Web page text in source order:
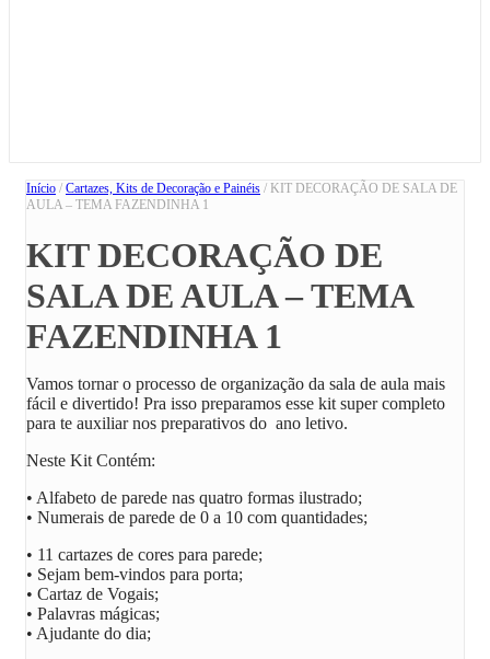
Início / Cartazes, Kits de Decoração e Painéis / KIT DECORAÇÃO DE SALA DE
AULA – TEMA FAZENDINHA 1
KIT DECORAÇÃO DE
SALA DE AULA – TEMA
FAZENDINHA 1
Vamos tornar o processo de organização da sala de aula mais
fácil e divertido! Pra isso preparamos esse kit super completo
para te auxiliar nos preparativos do ano letivo.
Neste Kit Contém:
• Alfabeto de parede nas quatro formas ilustrado;
• Numerais de parede de 0 a 10 com quantidades;
• 11 cartazes de cores para parede;
• Sejam bem-vindos para porta;
• Cartaz de Vogais;
• Palavras mágicas;
• Ajudante do dia;